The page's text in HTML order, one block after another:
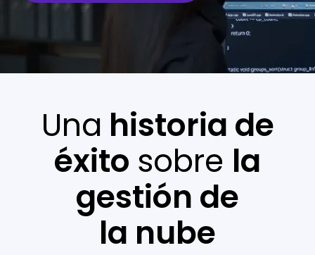
Una historia de
éxito sobre la
gestión de
la nube